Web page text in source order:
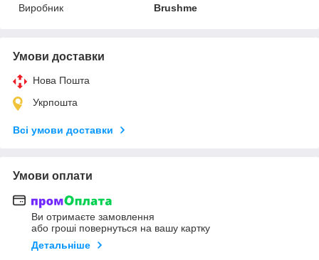
Виробник
Brushme
Умови доставки
Нова Пошта
Укрпошта
Всі умови доставки
Умови оплати
Ви отримаєте замовлення
або гроші повернуться на вашу картку
Детальніше